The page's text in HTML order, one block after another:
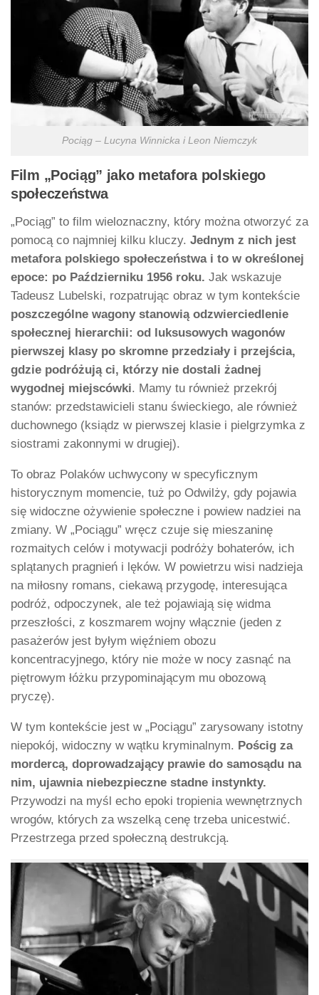
Pociąg – Lucyna Winnicka i Leon Niemczyk
Film „Pociąg” jako metafora polskiego
społeczeństwa
„Pociąg” to film wieloznaczny, który można otworzyć za
pomocą co najmniej kilku kluczy. Jednym z nich jest
metafora polskiego społeczeństwa i to w określonej
epoce: po Październiku 1956 roku. Jak wskazuje
Tadeusz Lubelski, rozpatrując obraz w tym kontekście
poszczególne wagony stanowią odzwierciedlenie
społecznej hierarchii: od luksusowych wagonów
pierwszej klasy po skromne przedziały i przejścia,
gdzie podróżują ci, którzy nie dostali żadnej
wygodnej miejscówki. Mamy tu również przekrój
stanów: przedstawicieli stanu świeckiego, ale również
duchownego (ksiądz w pierwszej klasie i pielgrzymka z
siostrami zakonnymi w drugiej).
To obraz Polaków uchwycony w specyficznym
historycznym momencie, tuż po Odwilży, gdy pojawia
się widoczne ożywienie społeczne i powiew nadziei na
zmiany. W „Pociągu” wręcz czuje się mieszaninę
rozmaitych celów i motywacji podróży bohaterów, ich
splątanych pragnień i lęków. W powietrzu wisi nadzieja
na miłosny romans, ciekawą przygodę, interesująca
podróż, odpoczynek, ale też pojawiają się widma
przeszłości, z koszmarem wojny włącznie (jeden z
pasażerów jest byłym więźniem obozu
koncentracyjnego, który nie może w nocy zasnąć na
piętrowym łóżku przypominającym mu obozową
pryczę).
W tym kontekście jest w „Pociągu” zarysowany istotny
niepokój, widoczny w wątku kryminalnym. Pościg za
mordercą, doprowadzający prawie do samosądu na
nim, ujawnia niebezpieczne stadne instynkty.
Przywodzi na myśl echo epoki tropienia wewnętrznych
wrogów, których za wszelką cenę trzeba unicestwić.
Przestrzega przed społeczną destrukcją.